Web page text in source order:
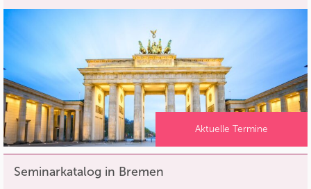
Aktuelle Termine
Seminarkatalog in Bremen